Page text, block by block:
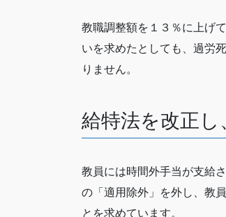
教職調整額を１３％に上げ
いを求めたとしても、過労
りません。
給特法を改正し
教員には時間外手当が支給
の「適用除外」を外し、教
とを求めています。